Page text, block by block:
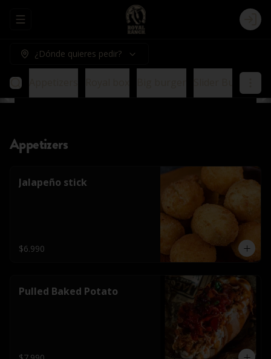
Abrir menu de navegación Login
¿Dónde quieres pedir?
Appetizers
Jalapeño stick
$6.990
Pulled Baked Potato